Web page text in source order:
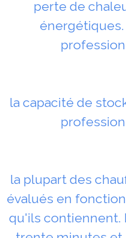
perte de
la capacité de
la plupart des
évalués en
qu'ils contiennent.